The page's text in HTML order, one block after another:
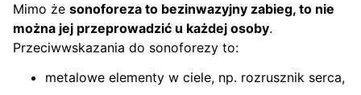
Mimo że sonoforeza to bezinwazyjny zabieg, to nie
można jej przeprowadzić u każdej osoby.
Przeciwwskazania do sonoforezy to:
metalowe elementy w ciele, np. rozrusznik serca,